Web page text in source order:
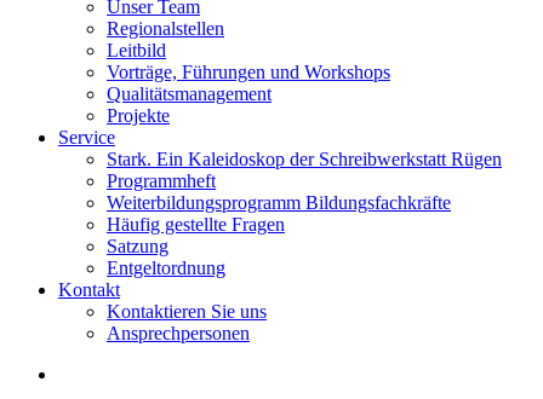
Unser Team
Regionalstellen
Leitbild
Vorträge, Führungen und Workshops
Qualitätsmanagement
Projekte
Service
Stark. Ein Kaleidoskop der Schreibwerkstatt Rügen
Programmheft
Weiterbildungsprogramm Bildungsfachkräfte
Häufig gestellte Fragen
Satzung
Entgeltordnung
Kontakt
Kontaktieren Sie uns
Ansprechpersonen